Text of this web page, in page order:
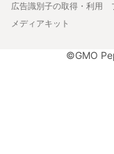
広告識別子の取得・利用
メディアキット
©GMO